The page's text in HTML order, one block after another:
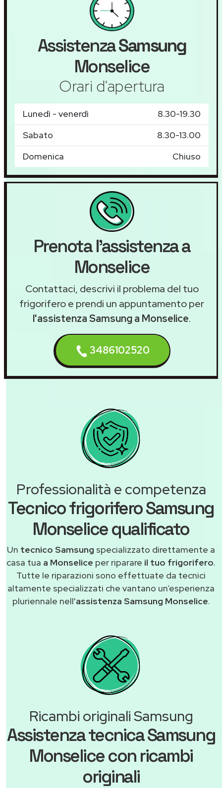
AssistenzaSamsung
Monselice
Orari d'apertura
Lunedì - venerdì
8.30-19.30
Sabato
8.30-13.00
Domenica
Chiuso
Prenota l'assistenza a
Monselice
Contattaci, descrivi il problema del tuo
frigorifero e prendi un appuntamento per
l'assistenza Samsung a Monselice.
3486102520
Professionalità e competenza
Tecnico frigorifero Samsung
Monselice qualificato
Un tecnico Samsung specializzato direttamente a
casa tua a Monselice per riparare il tuo frigorifero.
Tutte le riparazioni sono effettuate da tecnici
altamente specializzati che vantano un’esperienza
pluriennale nell'assistenza Samsung Monselice.
Ricambi originali Samsung
Assistenza tecnica Samsung
Monselice con ricambi
originali